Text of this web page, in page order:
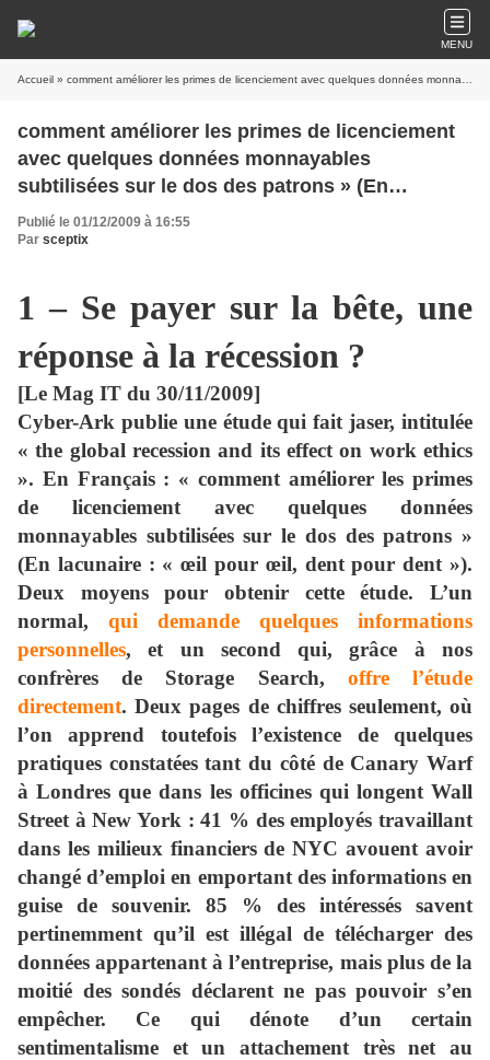
MENU
Accueil » comment améliorer les primes de licenciement avec quelques données monnayables subtilisées sur le dos des patrons » (En lacunaire : « œil pour œil, dent pour dent »)
comment améliorer les primes de licenciement
avec quelques données monnayables
subtilisées sur le dos des patrons » (En
lacunaire : « œil pour œil, dent pour dent »)
Publié le 01/12/2009 à 16:55
Par sceptix
1 – Se payer sur la bête, une
réponse à la récession ?
[Le Mag IT du 30/11/2009]
Cyber-Ark publie une étude qui fait jaser, intitulée
« the global recession and its effect on work ethics
». En Français : « comment améliorer les primes
de licenciement avec quelques données
monnayables subtilisées sur le dos des patrons »
(En lacunaire : « œil pour œil, dent pour dent »).
Deux moyens pour obtenir cette étude. L’un
normal, qui demande quelques informations
personnelles, et un second qui, grâce à nos
confrères de Storage Search, offre l’étude
directement. Deux pages de chiffres seulement, où
l’on apprend toutefois l’existence de quelques
pratiques constatées tant du côté de Canary Warf
à Londres que dans les officines qui longent Wall
Street à New York : 41 % des employés travaillant
dans les milieux financiers de NYC avouent avoir
changé d’emploi en emportant des informations en
guise de souvenir. 85 % des intéressés savent
pertinemment qu’il est illégal de télécharger des
données appartenant à l’entreprise, mais plus de la
moitié des sondés déclarent ne pas pouvoir s’en
empêcher. Ce qui dénote d’un certain
sentimentalisme et un attachement très net au